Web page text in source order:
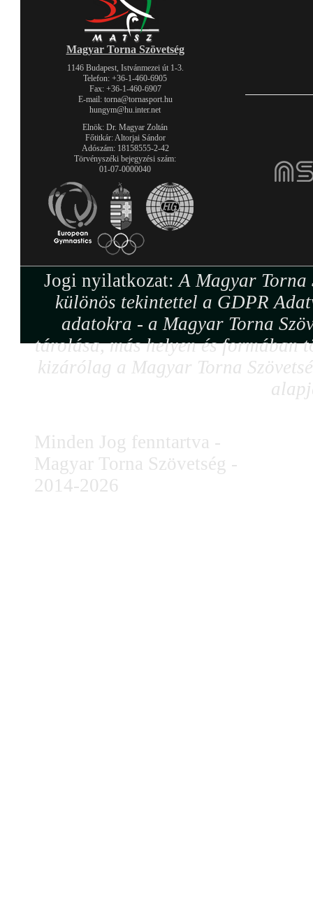
Magyar Torna Szövetség
1146 Budapest, Istvánmezei út 1-3.
Telefon: +36-1-460-6905
Fax: +36-1-460-6907
E-mail: torna@tornasport.hu
hungym@hu.inter.net
Elnök: Dr. Magyar Zoltán
Főtitkár: Altorjai Sándor
Adószám: 18158555-2-42
Törvényszéki bejegyzési szám:
01-07-0000040
Jogi nyilatkozat:A Magyar Torna
különös tekintettel a GDPR
adatokra - a Magyar Torna
tárolása, más helyen és formában
kizárólag a Magyar Torna
Minden Jog fenntartva -
Magyar Torna Szövetség -
2014-2026